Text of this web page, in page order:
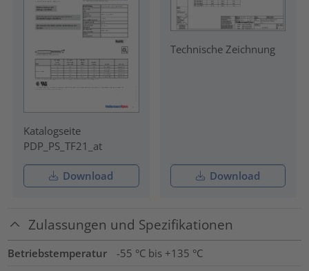
Katalogseite
PDP_PS_TF21_at
Download
Technische Zeichnung
Download
Zulassungen und Spezifikationen
Betriebstemperatur
-55 °C bis +135 °C